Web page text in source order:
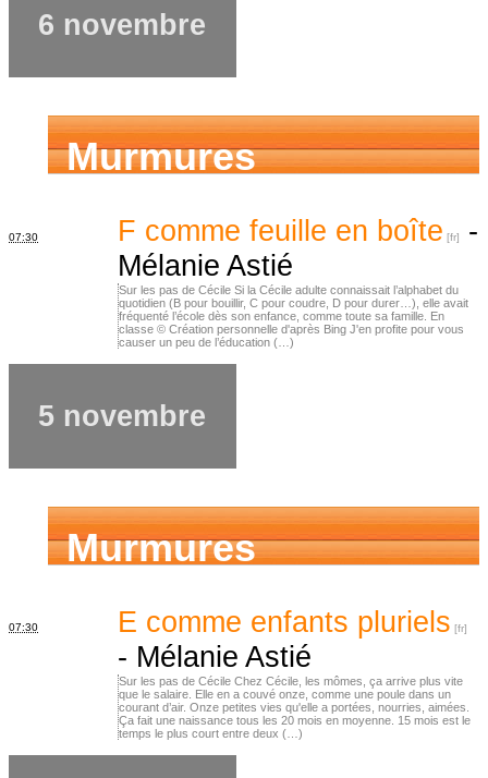
6 novembre
Murmures
d’ancêtres
07:30 F comme feuille en boîte
-
Mélanie Astié
Sur les pas de Cécile Si la Cécile adulte connaissait l’alphabet du
quotidien (B pour bouillir, C pour coudre, D pour durer…), elle avait
fréquenté l’école dès son enfance, comme toute sa famille. En
classe © Création personnelle d'après Bing J'en profite pour vous
causer un peu de l’éducation (…)
5 novembre
Murmures
d’ancêtres
07:30
E comme enfants pluriels
- Mélanie Astié
Sur les pas de Cécile Chez Cécile, les mômes, ça arrive plus vite
que le salaire. Elle en a couvé onze, comme une poule dans un
courant d’air. Onze petites vies qu'elle a portées, nourries, aimées.
Ça fait une naissance tous les 20 mois en moyenne. 15 mois est le
temps le plus court entre deux (…)